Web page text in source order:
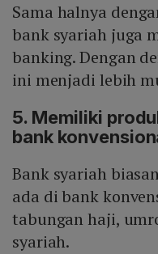
Sama halnya
bank syariah juga
banking. Dengan
ini menjadi lebih
5. Memiliki
bank
Bank syariah
ada di bank
tabungan haji,
syariah.